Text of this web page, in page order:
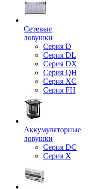
Сетевые
ловушки
Серия D
Серия DL
Серия DX
Серия QH
Серия XC
Серия FH
Аккумуляторные
ловушки
Серия DC
Серия X